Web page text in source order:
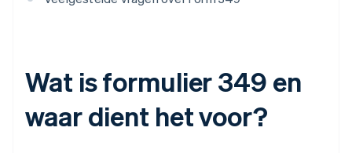
Wat is formulier 349 en
waar dient het voor?